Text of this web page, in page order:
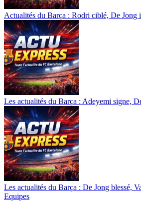
Actualités du Barça : Rodri ciblé, De Jong
Les actualités du Barça : Adeyemi signe,
Les actualités du Barça : De Jong blessé,
Equipes